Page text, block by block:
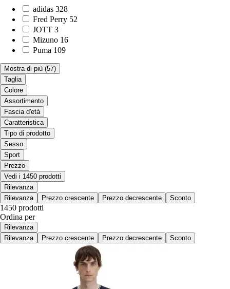
adidas 328
Fred Perry 52
JOTT 3
Mizuno 16
Puma 109
Mostra di più (57)
Taglia
Colore
Assortimento
Fascia d'età
Caratteristica
Tipo di prodotto
Sesso
Sport
Prezzo
Vedi i 1450 prodotti
Rilevanza
Rilevanza
Prezzo crescente Prezzo decrescente Sconto
1450 prodotti
Ordina per
Rilevanza
Rilevanza
Prezzo crescente Prezzo decrescente Sconto